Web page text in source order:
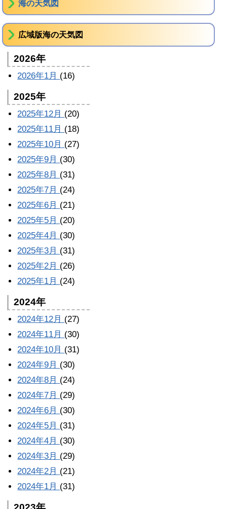
海の天気図
広域版海の天気図
2026年
2026年1月 (16)
2025年
2025年12月 (20)
2025年11月 (18)
2025年10月 (27)
2025年9月 (30)
2025年8月 (31)
2025年7月 (24)
2025年6月 (21)
2025年5月 (20)
2025年4月 (30)
2025年3月 (31)
2025年2月 (26)
2025年1月 (24)
2024年
2024年12月 (27)
2024年11月 (30)
2024年10月 (31)
2024年9月 (30)
2024年8月 (24)
2024年7月 (29)
2024年6月 (30)
2024年5月 (31)
2024年4月 (30)
2024年3月 (29)
2024年2月 (21)
2024年1月 (31)